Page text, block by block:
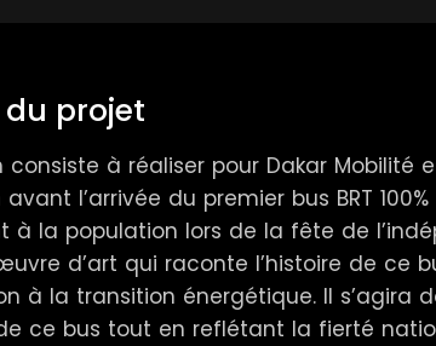
du projet
consiste à réaliser pour Dakar
l’arrivée du premier bus BRT
à la population lors de la fête de
d’art qui raconte l’histoire de ce
à la transition énergétique. Il s’agira
ce bus tout en reflétant la fierté